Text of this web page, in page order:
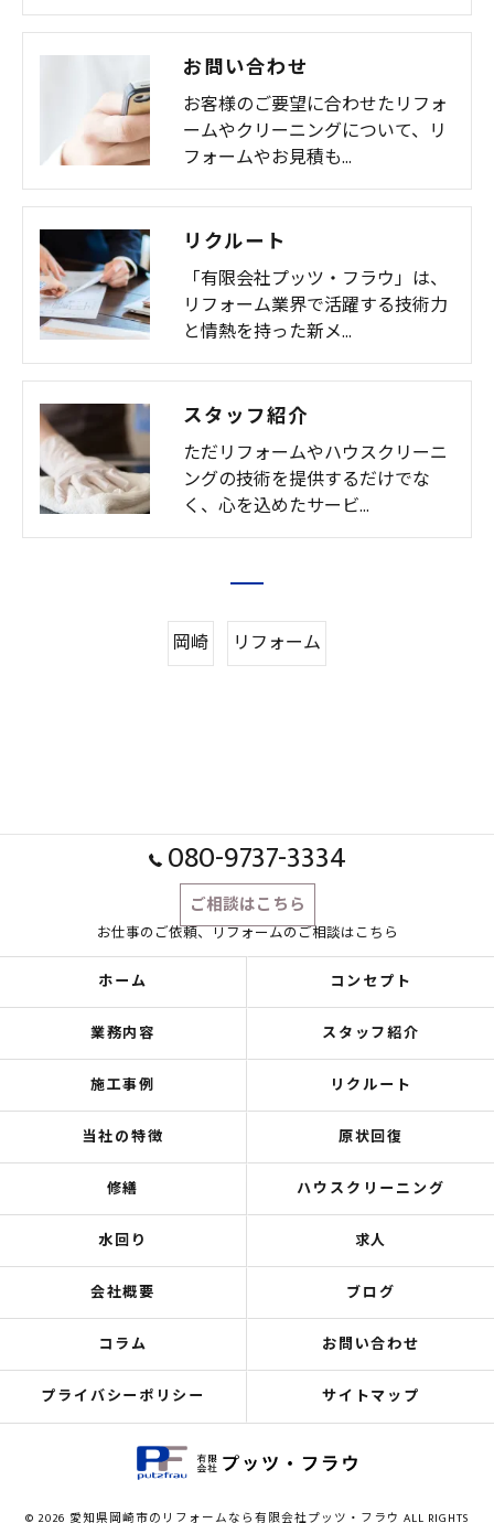
お問い合わせ
お客様のご要望に合わせたリフォ
ームやクリーニングについて、リ
フォームやお見積も…
リクルート
「有限会社プッツ・フラウ」は、
リフォーム業界で活躍する技術力
と情熱を持った新メ…
スタッフ紹介
ただリフォームやハウスクリーニ
ングの技術を提供するだけでな
く、心を込めたサービ…
岡崎 リフォーム
080-9737-3334
ご相談はこちら
お仕事のご依頼、リフォームのご相談はこちら
ホーム コンセプト
業務内容 スタッフ紹介
施工事例 リクルート
当社の特徴 原状回復
修繕 ハウスクリーニング
水回り 求人
会社概要 ブログ
コラム お問い合わせ
プライバシーポリシー サイトマップ
© 2026 愛知県岡崎市のリフォームなら有限会社プッツ・フラウ ALL RIGHTS